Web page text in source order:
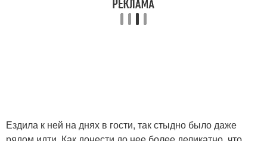
Ездила к ней на днях в гости, так стыдно было даже